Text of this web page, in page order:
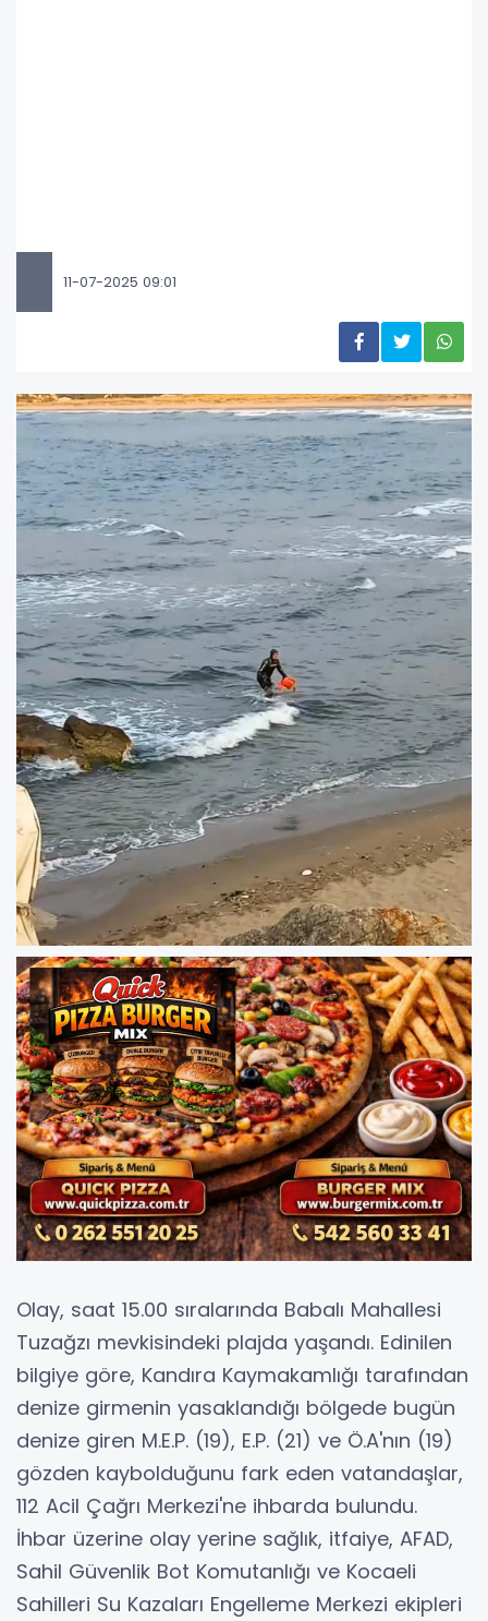
11-07-2025 09:01
Olay, saat 15.00 sıralarında Babalı Mahallesi
Tuzağzı mevkisindeki plajda yaşandı. Edinilen
bilgiye göre, Kandıra Kaymakamlığı tarafından
denize girmenin yasaklandığı bölgede bugün
denize giren M.E.P. (19), E.P. (21) ve Ö.A'nın (19)
gözden kaybolduğunu fark eden vatandaşlar,
112 Acil Çağrı Merkezi'ne ihbarda bulundu.
İhbar üzerine olay yerine sağlık, itfaiye, AFAD,
Sahil Güvenlik Bot Komutanlığı ve Kocaeli
Sahilleri Su Kazaları Engelleme Merkezi ekipleri